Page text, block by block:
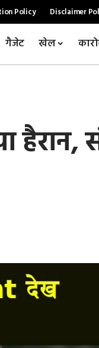
Policy Disclaimer
गैजेट खेल